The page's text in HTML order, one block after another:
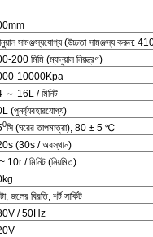
সামঞ্জস্যযোগ্য (উচ্চতা সামঞ্জস্য করুন:
200 মিমি (ম্যানুয়াল নিয়ন্ত্রণ)
10000Kpa
～ 16L / মিনিট
(পুনর্ব্যবহারযোগ্য)
0সি (ঘরের তাপমাত্রা), 80 ± 5 ℃
(30s / অবস্থান)
10r / মিনিট (নিয়মিত)
জলের বিরতি, শর্ট সার্কিট
/ 50Hz